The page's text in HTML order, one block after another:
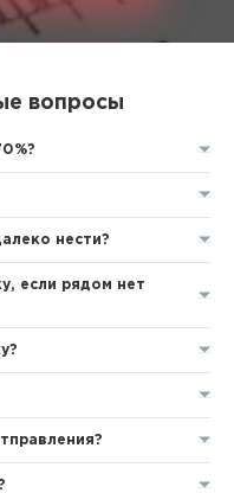
вопросы
нести?
если рядом нет